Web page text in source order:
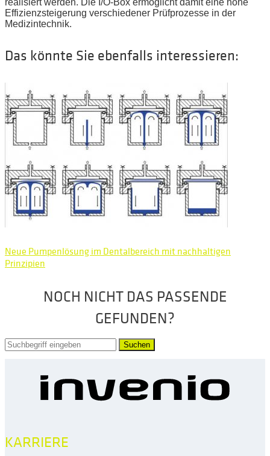
Effizienzsteigerung verschiedener Prüfprozesse in der
Medizintechnik.
Das könnte Sie ebenfalls interessieren:
Neue Pumpenlösung im Dentalbereich mit nachhaltigen
Prinzipien
NOCH NICHT DAS PASSENDE
GEFUNDEN?
Suchen
KARRIERE